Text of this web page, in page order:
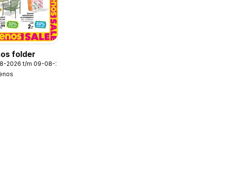
folder
2026 t/m 09-08-2026